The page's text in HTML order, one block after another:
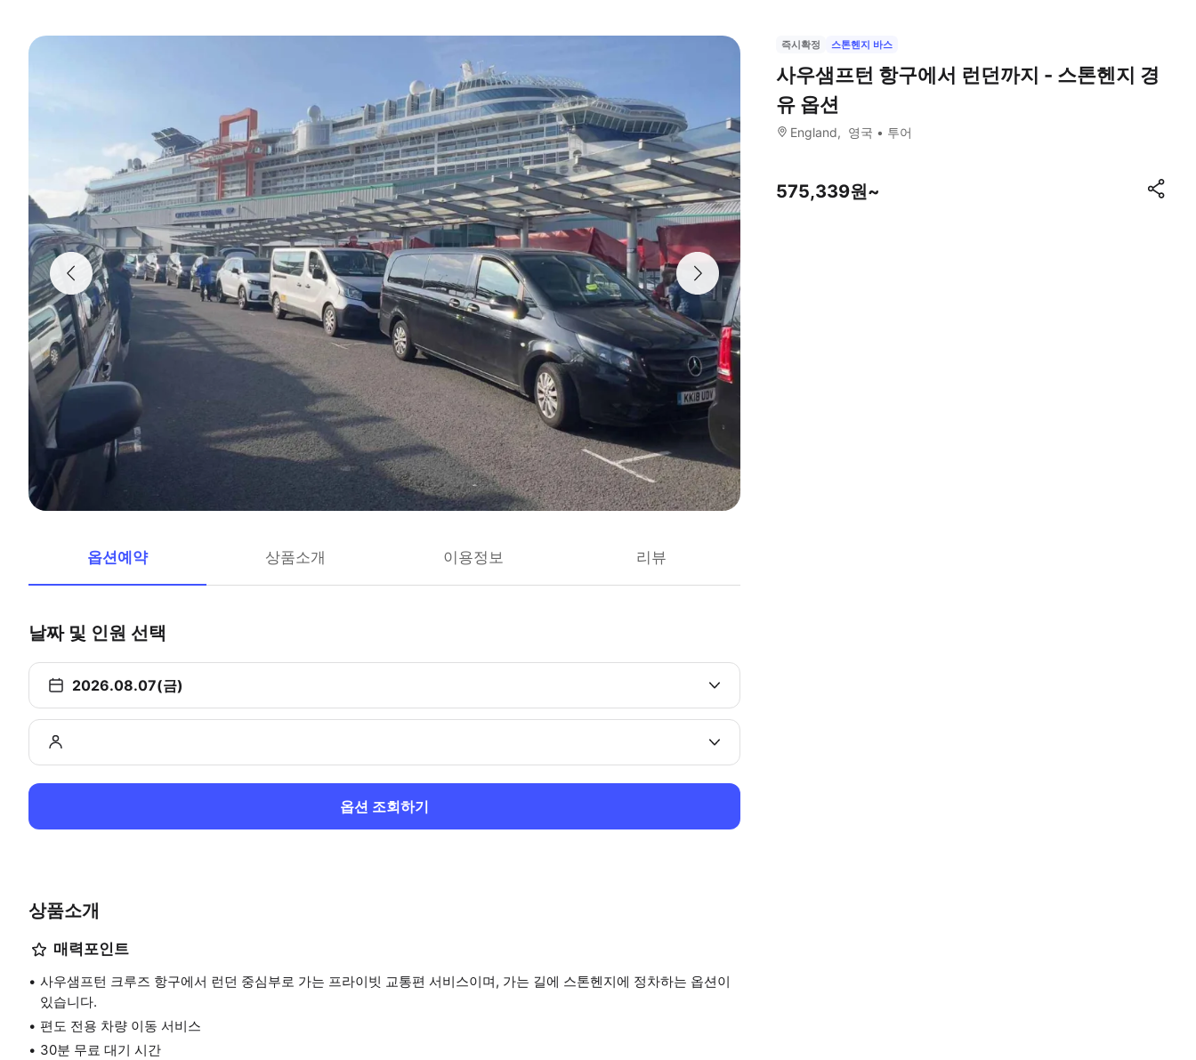
옵션예약 상품소개 이용정보 리뷰
날짜 및 인원 선택
2026.08.07(금)
옵션 조회하기
상품소개
매력포인트
사우샘프턴 크루즈 항구에서 런던 중심부로 가는 프라이빗 교통편 서비스이며, 가는 길에 스톤헨지에 정차하는 옵션이
있습니다.
편도 전용 차량 이동 서비스
30분 무료 대기 시간
즉시확정 스톤헨지 바스
사우샘프턴 항구에서 런던까지 - 스톤헨지 경
유 옵션
England 영국 투어
575,339원~